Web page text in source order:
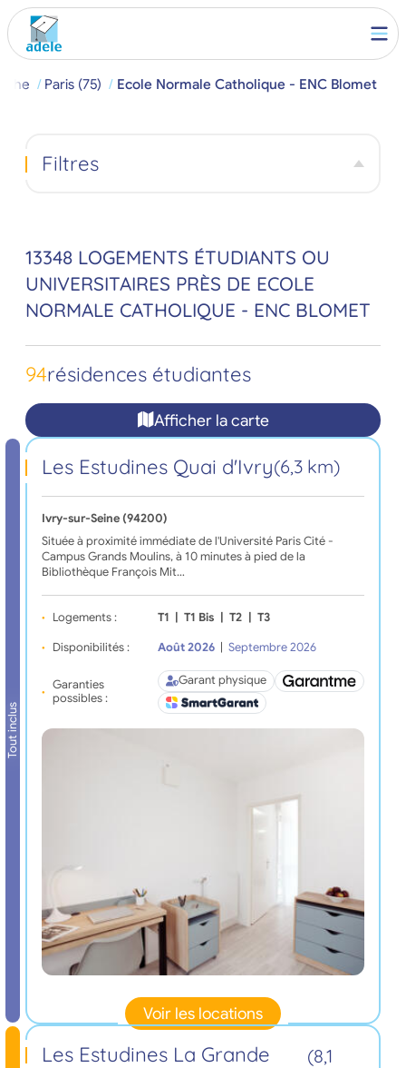
Paris (75) Ecole Normale Catholique - ENC Blomet
13348 LOGEMENTS ÉTUDIANTS OU
UNIVERSITAIRES PRÈS DE ECOLE
NORMALE CATHOLIQUE - ENC BLOMET
94résidences étudiantes
Afficher la carte
Tout inclus
Les Estudines Quai d'Ivry(6,3 km)
Ivry-sur-Seine (94200)
Située à proximité immédiate de l'Université Paris Cité -
Campus Grands Moulins, à 10 minutes à pied de la
Bibliothèque François Mit…
Logements : T1 | T1 Bis | T2 | T3
Disponibilités : Août 2026 | Septembre 2026
Garanties
possibles :
Garant physique
Voir les locations
Les Estudines La Grande
(8,1
Filtres